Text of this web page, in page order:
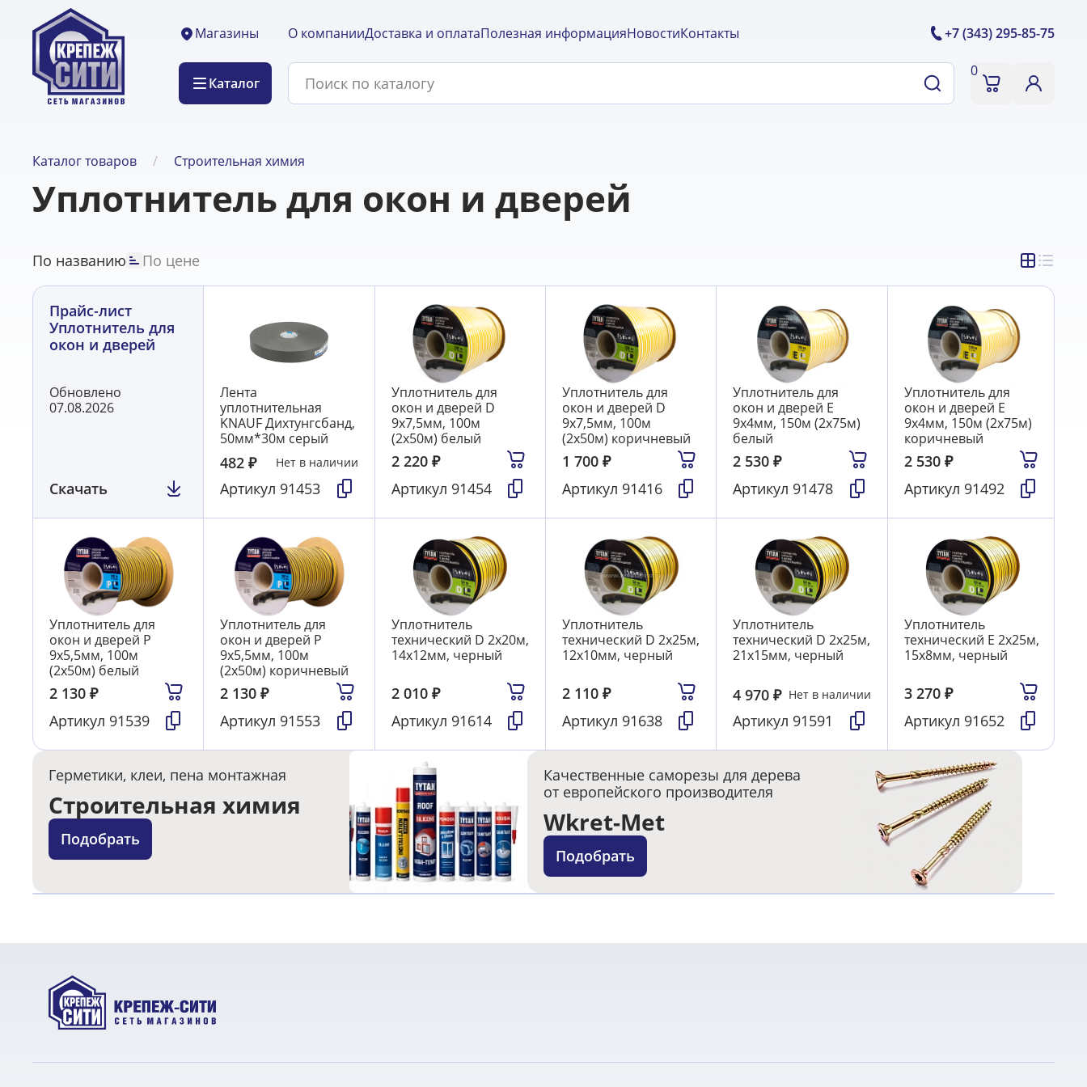
Магазины
Каталог
О компанииДоставка и оплатаПолезная информацияНовостиКонтакты +7 (343) 295-85-75
0
Каталог товаров Строительная химия
Уплотнитель для окон и дверей
По названию По цене
Прайс-лист
Уплотнитель для
окон и дверей
Обновлено
07.08.2026
Скачать
Лента
уплотнительная
KNAUF Дихтунгсбанд,
50мм*30м серый
482₽ Нет в наличии
Артикул 91453
Уплотнитель для
окон и дверей D
9х7,5мм, 100м
(2х50м) белый
2 220 ₽
Артикул 91454
Уплотнитель для
окон и дверей D
9х7,5мм, 100м
(2х50м) коричневый
1 700 ₽
Артикул 91416
Уплотнитель для
окон и дверей E
9х4мм, 150м (2х75м)
белый
2 530₽
Артикул 91478
Уплотнитель для
окон и дверей E
9х4мм, 150м (2х75м)
коричневый
2 530 ₽
Артикул 91492
Уплотнитель для
окон и дверей Р
9х5,5мм, 100м
(2х50м) белый
2 130 ₽
Артикул 91539
Уплотнитель для
окон и дверей Р
9х5,5мм, 100м
(2х50м) коричневый
2 130₽
Артикул 91553
Уплотнитель
технический D 2х20м,
14х12мм, черный
2 010 ₽
Артикул 91614
Уплотнитель
технический D 2х25м,
12х10мм, черный
2 110 ₽
Артикул 91638
Уплотнитель
технический D 2х25м,
21х15мм, черный
4 970₽ Нет в наличии
Артикул 91591
Уплотнитель
технический E 2х25м,
15х8мм, черный
3 270 ₽
Артикул 91652
Герметики, клеи, пена монтажная
Строительная химия
Подобрать
Качественные саморезы для дерева
от европейского производителя
Wkret-Met
Подобрать